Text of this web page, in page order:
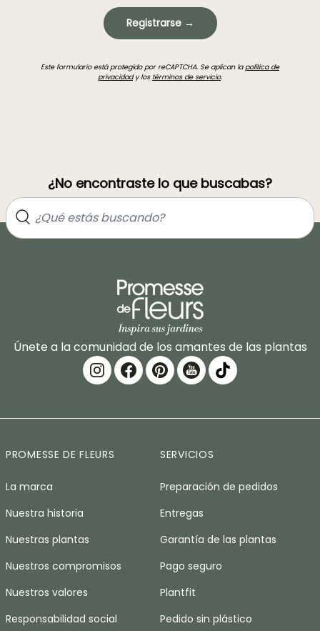
Registrarse →
Este formulario está protegido por reCAPTCHA. Se aplican la política de
privacidady los términos de servicio.
¿No encontraste lo que buscabas?
Únete a la comunidad de los amantes de las plantas
PROMESSE DE FLEURS
La marca
Nuestra historia
Nuestras plantas
Nuestros compromisos
Nuestros valores
Responsabilidad social
SERVICIOS
Preparación de pedidos
Entregas
Garantía de las plantas
Pago seguro
Plantfit
Pedido sin plástico